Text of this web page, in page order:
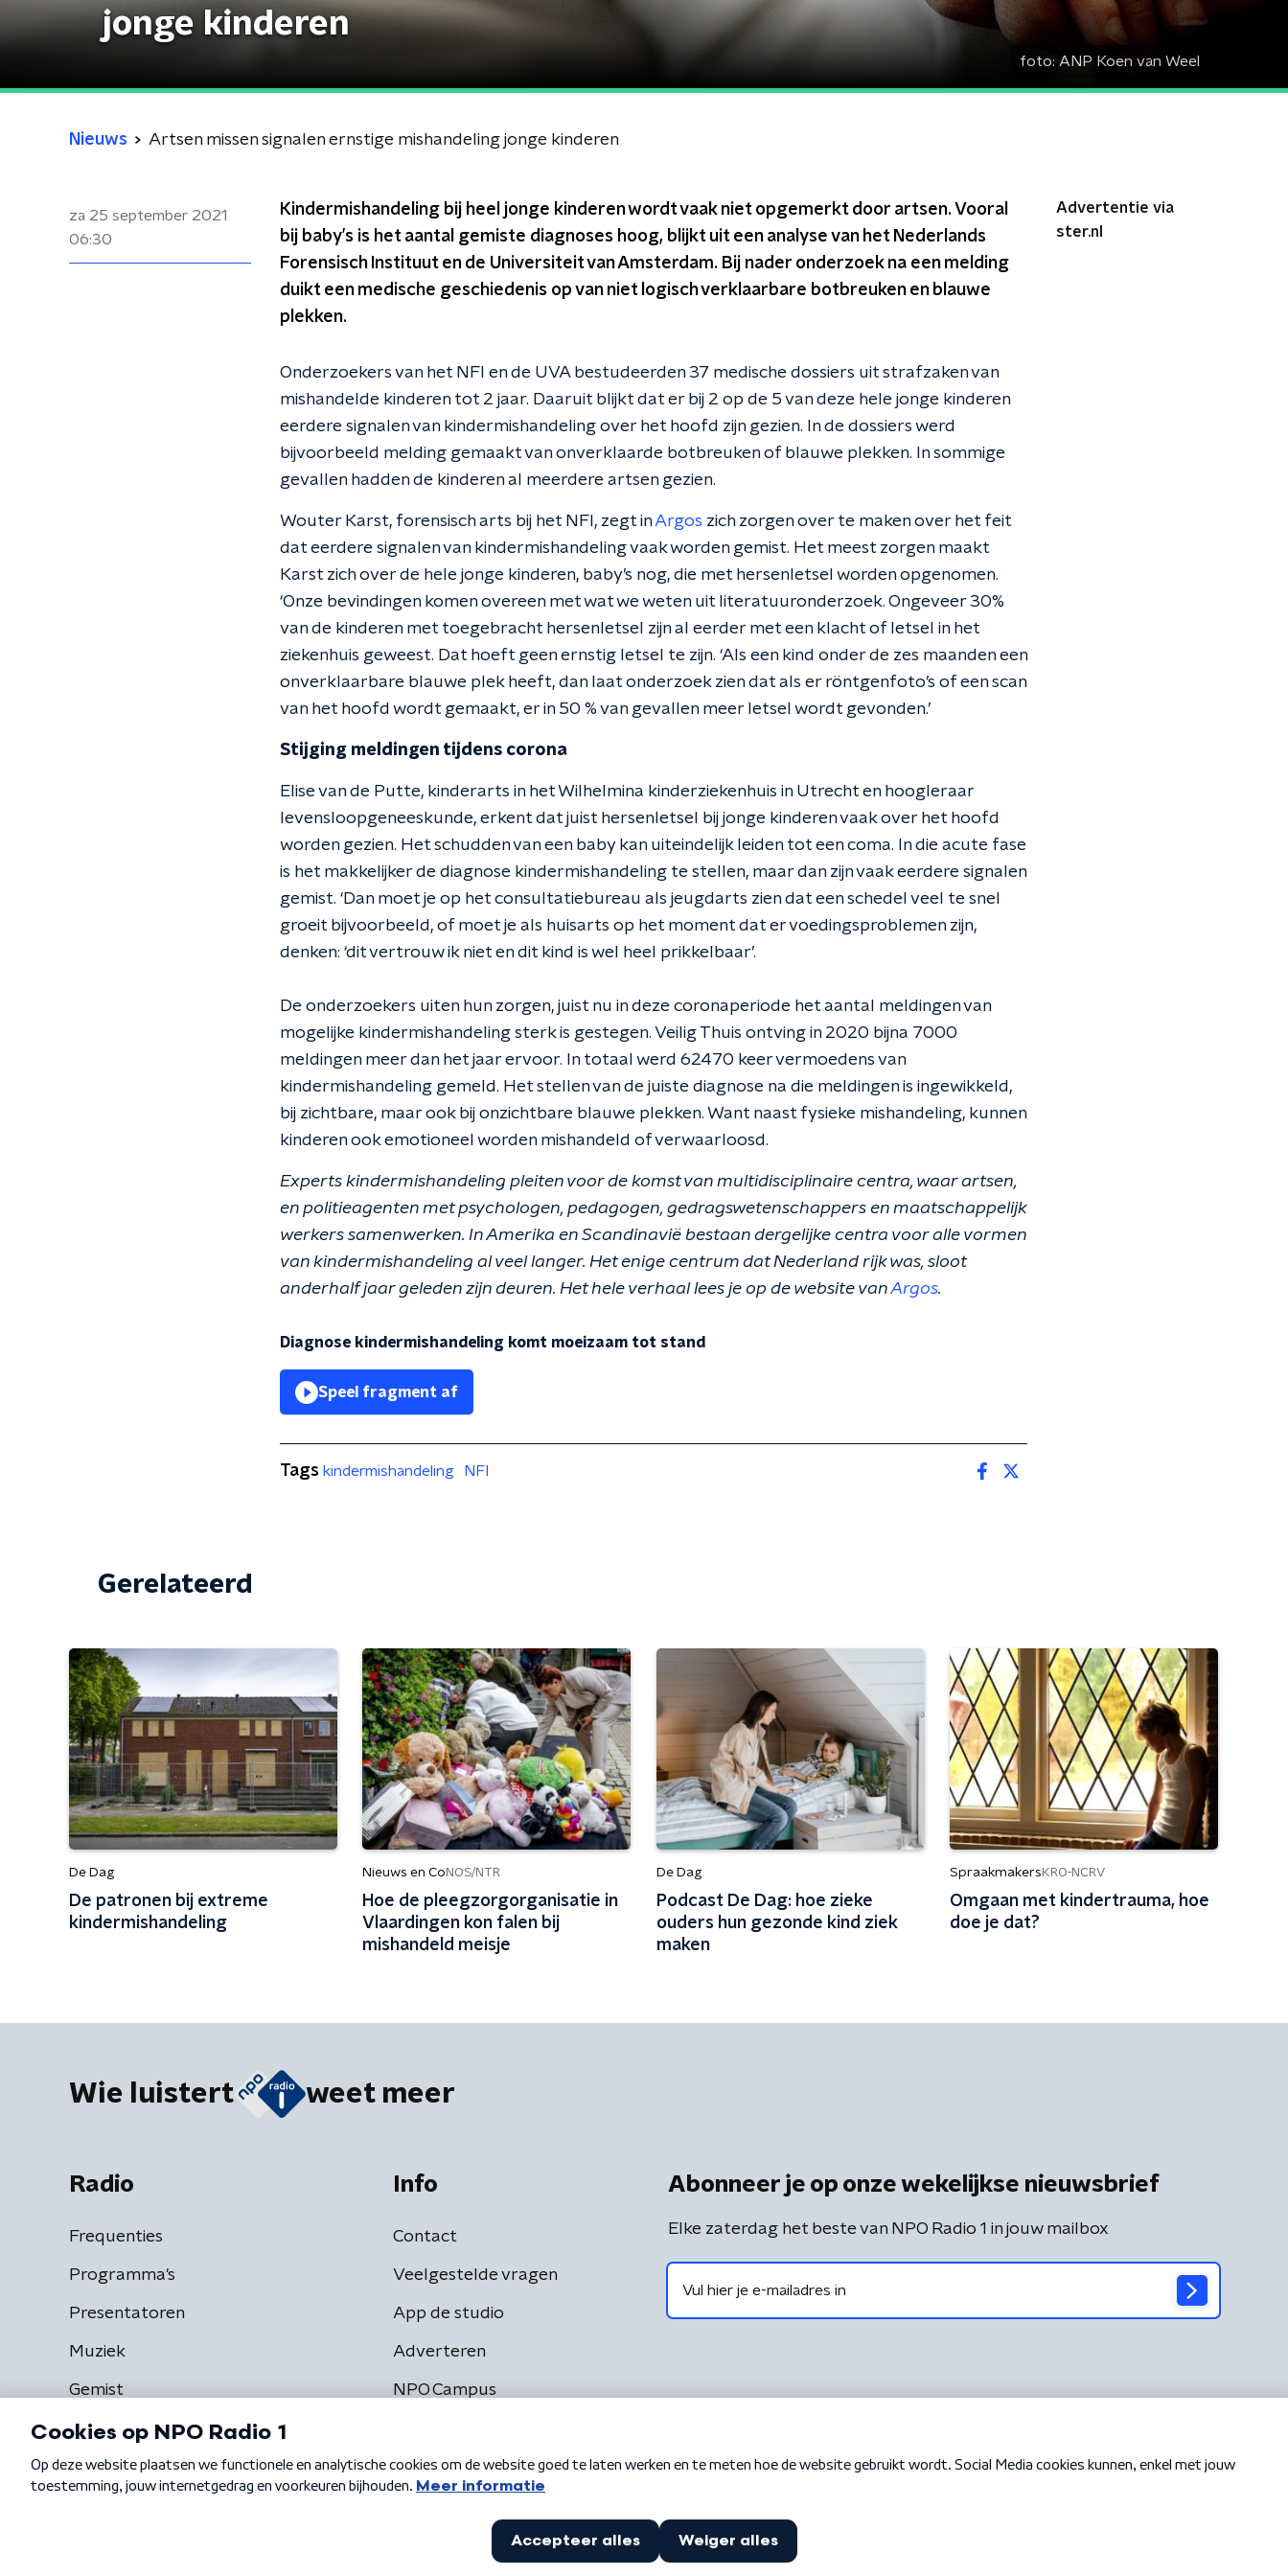
jonge kinderen
foto: ANP Koen van Weel
Nieuws Artsen missen signalen ernstige mishandeling jonge kinderen
za 25 september 2021
06:30
Kindermishandeling bij heel jonge kinderen wordt vaak niet opgemerkt door artsen. Vooral
bij baby’s is het aantal gemiste diagnoses hoog, blijkt uit een analyse van het Nederlands
Forensisch Instituut en de Universiteit van Amsterdam. Bij nader onderzoek na een melding
duikt een medische geschiedenis op van niet logisch verklaarbare botbreuken en blauwe
plekken.
Onderzoekers van het NFI en de UVA bestudeerden 37 medische dossiers uit strafzaken van
mishandelde kinderen tot 2 jaar. Daaruit blijkt dat er bij 2 op de 5 van deze hele jonge kinderen
eerdere signalen van kindermishandeling over het hoofd zijn gezien. In de dossiers werd
bijvoorbeeld melding gemaakt van onverklaarde botbreuken of blauwe plekken. In sommige
gevallen hadden de kinderen al meerdere artsen gezien.
Wouter Karst, forensisch arts bij het NFI, zegt inArgos zich zorgen over te maken over het feit
dat eerdere signalen van kindermishandeling vaak worden gemist. Het meest zorgen maakt
Karst zich over de hele jonge kinderen, baby’s nog, die met hersenletsel worden opgenomen.
‘Onze bevindingen komen overeen met wat we weten uit literatuuronderzoek. Ongeveer 30%
van de kinderen met toegebracht hersenletsel zijn al eerder met een klacht of letsel in het
ziekenhuis geweest. Dat hoeft geen ernstig letsel te zijn. ‘Als een kind onder de zes maanden een
onverklaarbare blauwe plek heeft, dan laat onderzoek zien dat als er röntgenfoto’s of een scan
van het hoofd wordt gemaakt, er in 50 % van gevallen meer letsel wordt gevonden.’
Stijging meldingen tijdens corona
Elise van de Putte, kinderarts in het Wilhelmina kinderziekenhuis in Utrecht en hoogleraar
levensloopgeneeskunde, erkent dat juist hersenletsel bij jonge kinderen vaak over het hoofd
worden gezien. Het schudden van een baby kan uiteindelijk leiden tot een coma. In die acute fase
is het makkelijker de diagnose kindermishandeling te stellen, maar dan zijn vaak eerdere signalen
gemist. ‘Dan moet je op het consultatiebureau als jeugdarts zien dat een schedel veel te snel
groeit bijvoorbeeld, of moet je als huisarts op het moment dat er voedingsproblemen zijn,
denken: ‘dit vertrouw ik niet en dit kind is wel heel prikkelbaar’.
De onderzoekers uiten hun zorgen, juist nu in deze coronaperiode het aantal meldingen van
mogelijke kindermishandeling sterk is gestegen. Veilig Thuis ontving in 2020 bijna 7000
meldingen meer dan het jaar ervoor. In totaal werd 62470 keer vermoedens van
kindermishandeling gemeld. Het stellen van de juiste diagnose na die meldingen is ingewikkeld,
bij zichtbare, maar ook bij onzichtbare blauwe plekken. Want naast fysieke mishandeling, kunnen
kinderen ook emotioneel worden mishandeld of verwaarloosd.
Experts kindermishandeling pleiten voor de komst van multidisciplinaire centra, waar artsen,
en politieagenten met psychologen, pedagogen, gedragswetenschappers en maatschappelijk
werkers samenwerken. In Amerika en Scandinavië bestaan dergelijke centra voor alle vormen
van kindermishandeling al veel langer. Het enige centrum dat Nederland rijk was, sloot
anderhalf jaar geleden zijn deuren. Het hele verhaal lees je op de website vanArgos.
Diagnose kindermishandeling komt moeizaam tot stand
Speel fragment af
Advertentie via
ster.nl
Tags kindermishandeling NFI
Gerelateerd
De Dag
De patronen bij extreme
kindermishandeling
Nieuws en Co NOS/NTR
Hoe de pleegzorgorganisatie in
Vlaardingen kon falen bij
mishandeld meisje
De Dag
Podcast De Dag: hoe zieke
ouders hun gezonde kind ziek
maken
Spraakmakers KRO-NCRV
Omgaan met kindertrauma, hoe
doe je dat?
Wie luistert weet meer
Radio
Frequenties
Programma's
Presentatoren
Muziek
Gemist
Info
Contact
Veelgestelde vragen
App de studio
Adverteren
NPO Campus
Abonneer je op onze wekelijkse nieuwsbrief
Elke zaterdag het beste van NPO Radio 1 in jouw mailbox
Algemene voorwaarden Privacybeleid